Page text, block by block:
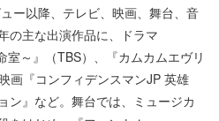
ー以降、テレビ、映画、舞台、音
の主な出演作品に、ドラマ
室～』（TBS）、『カムカムエヴリ
画『コンフィデンスマンJP 英雄
ン』など。舞台では、ミュージカ